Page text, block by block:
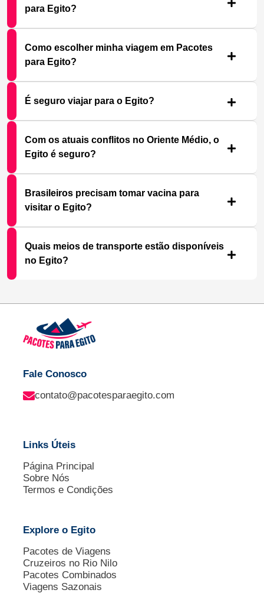
para Egito?
Como escolher minha viagem em Pacotes
para Egito?
É seguro viajar para o Egito?
Com os atuais conflitos no Oriente Médio, o
Egito é seguro?
Brasileiros precisam tomar vacina para
visitar o Egito?
Quais meios de transporte estão disponíveis
no Egito?
Fale Conosco
contato@pacotesparaegito.com
Links Úteis
Página Principal
Sobre Nós
Termos e Condições
Explore o Egito
Pacotes de Viagens
Cruzeiros no Rio Nilo
Pacotes Combinados
Viagens Sazonais